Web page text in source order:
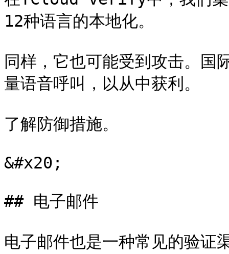
12种语言的本地化。
同样，它也可能受到攻击。国
量语音呼叫，以从中获利。
了解防御措施。
&#x20;
## 电子邮件
电子邮件也是一种常见的验证